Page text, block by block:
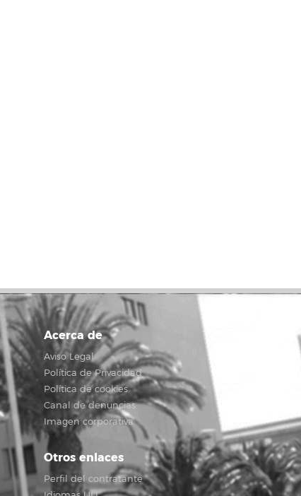
Acerca de
Aviso Legal
Política de Privacidad
Política de cookies
Canal de denuncias
Imagen corporativa
Otros enlaces
Perfil del contratante